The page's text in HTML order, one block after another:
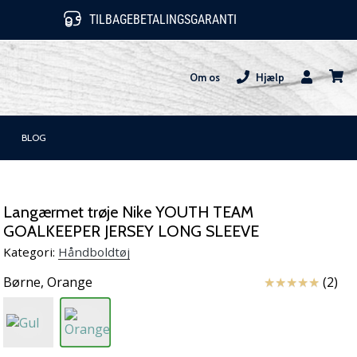
TILBAGEBETALINGSGARANTI
Om os
Hjælp
Bruger
BLOG
Langærmet trøje Nike YOUTH TEAM
GOALKEEPER JERSEY LONG SLEEVE
Kategori: Håndboldtøj
Børne, Orange Anmeldelser
(2)